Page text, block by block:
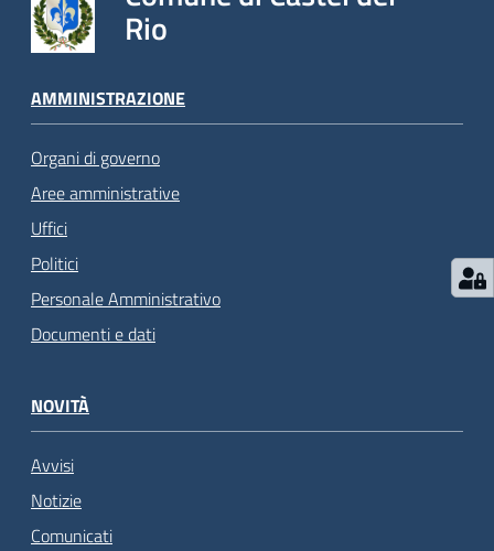
Rio
AMMINISTRAZIONE
Organi di governo
Aree amministrative
Uffici
Politici
Personale Amministrativo
Documenti e dati
NOVITÀ
Avvisi
Notizie
Comunicati